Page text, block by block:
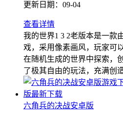
更新日期： 09-04
查看详情
我的世界1 3 2老版本是一款
戏，采用像素画风，玩家可
在随机生成的世界中探索，
了极其自由的玩法，充满创
六角兵的决战安卓版